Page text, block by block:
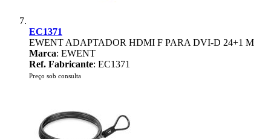
EC1371
EWENT ADAPTADOR HDMI F PARA DVI-D 24+1 M
Marca: EWENT
Ref. Fabricante: EC1371
Preço sob consulta